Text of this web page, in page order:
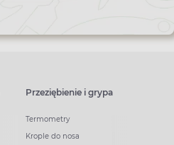
Przeziębienie i grypa
Termometry
Krople do nosa